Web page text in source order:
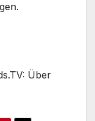
Über